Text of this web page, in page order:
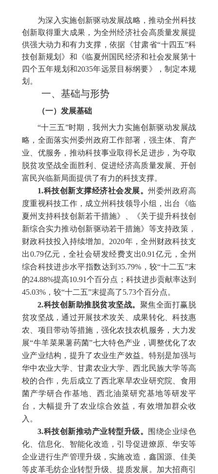
为深入实施创新驱动发展战略，推动全州科技
创新取得重大成果，为全州经济社会高质量发展提
供强大动力和有力支撑，依据《甘肃省“十四五”科
技创新规划》和《临夏州国民经济和社会发展第十
四个五年规划和2035年远景目标纲要》，制定本规
划。
一、 基础与形势
（一）发展基础
“十三五”时期，我州大力实施创新驱动发展战
略，全面落实州委州政府工作部署，强主体、育产
业、优服务，推动科技事业取得长足进步，为夺取
脱贫攻坚战全面胜利、促进经济高质量发展、开创
富民兴临新局面提供了有力的科技支撑。
1.科技创新支撑经济社会发展。州委州政府高
度重视科技工作，成立州科技领导小组，出台《临
夏州支持科技创新若干措施》、《关于提升科技创
新综合实力推动创新驱动若干措施》等支持政策，
财政科技投入持续增加。 2020年，全州财政科技支
出0.79亿元，全社会研发经费支出0.91 亿元，全州
综合科技进步水平指数达到35.79% ，较“十二五”末
的24.88%提高10.91个百分点；科技进步贡献率达到
45.03% ，较“十二五”末提高了5.73个百分点。
2.科技创新助推脱贫攻坚战。 聚焦全面打赢脱
贫攻坚战，通过开展技术攻关、成果转化、科技惠
农、项目带动等措施，强化农技农机服务，大力发
展“牛羊菜果薯药菌”七大特色产业，调整优化了农
业产业结构，提升了农业生产效益。特别是加强与
华中农业大学、甘肃农业大学、西北民族大学等高
校的合作，先后成立了西北寒旱农业研究院、食用
菌产学研合作基地、西北油菜研究基地等研发平
台，大幅提升了农业综合效益，有效增加群众收
入。
3.科技创新推动产业转型升级。 围绕企业绿色
化、信息化、智能化改造，引导促进燎原、华安等
企业进行生产管理升级，实施改造，鑫国源、佳美
等皮革毛纺企业转型升级、提质发展。加大招商引